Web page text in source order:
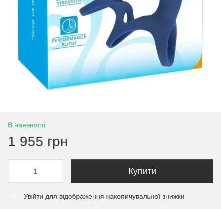
В наявності
1 955 грн
Купити
Увійти для відображення накопичувальної знижки